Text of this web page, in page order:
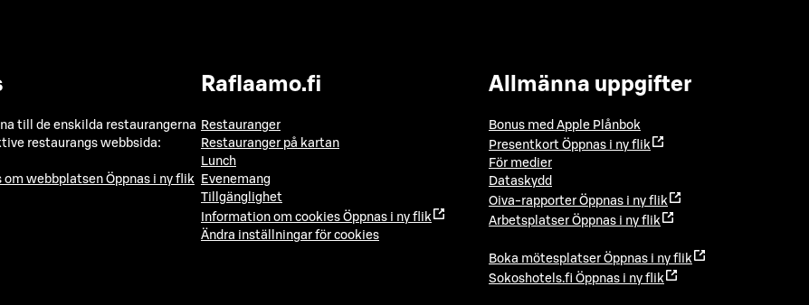
till de enskilda restaurangerna
restaurangs webbsida:
om webbplatsen Öppnas i ny flik
Raflaamo.fi
Restauranger
Restauranger på kartan
Lunch
Evenemang
Tillgänglighet
Information om cookies Öppnas i ny flik
Ändra inställningar för cookies
Allmänna uppgifter
Bonus med Apple Plånbok
Presentkort Öppnas i ny flik
För medier
Dataskydd
Oiva-rapporter Öppnas i ny flik
Arbetsplatser Öppnas i ny flik
Boka mötesplatser Öppnas i ny flik
Sokoshotels.fi Öppnas i ny flik